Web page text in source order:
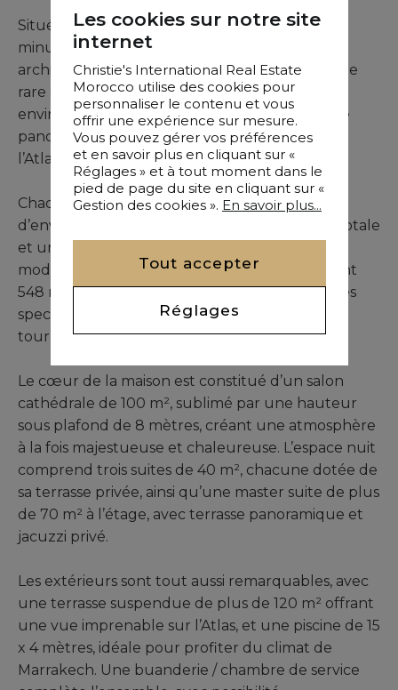
Situé sur la Route d’Ourika – km 7, à quelques
minutes seulement de Marrakech, ce projet
architectural d’exception propose un ensemble
rare de villas contemporaines bénéficiant d’un
environnement naturel privilégié et d’une vue
panoramique dégagée sur les montagnes de
l’Atlas.
Chaque villa s’implante sur un terrain privatif
d’environ 2 230 m², garantissant une intimité totale
et une parfaite harmonie entre architecture
moderne et paysage environnant. Développant
548 m² habitables, les villas offrent des volumes
spectaculaires et une conception résolument
tournée vers la lumière.
Le cœur de la maison est constitué d’un salon
cathédrale de 100 m², sublimé par une hauteur
sous plafond de 8 mètres, créant une atmosphère
à la fois majestueuse et chaleureuse. L’espace nuit
comprend trois suites de 40 m², chacune dotée de
sa terrasse privée, ainsi qu’une master suite de plus
de 70 m² à l’étage, avec terrasse panoramique et
jacuzzi privé.
Les extérieurs sont tout aussi remarquables, avec
une terrasse suspendue de plus de 120 m² offrant
une vue imprenable sur l’Atlas, et une piscine de 15
x 4 mètres, idéale pour profiter du climat de
Marrakech. Une buanderie / chambre de service
Les cookies sur notre site
internet
Christie's International Real Estate
Morocco utilise des cookies pour
personnaliser le contenu et vous
offrir une expérience sur mesure.
Vous pouvez gérer vos préférences
et en savoir plus en cliquant sur «
Réglages » et à tout moment dans le
pied de page du site en cliquant sur «
Gestion des cookies ». En savoir plus...
Tout accepter
Réglages